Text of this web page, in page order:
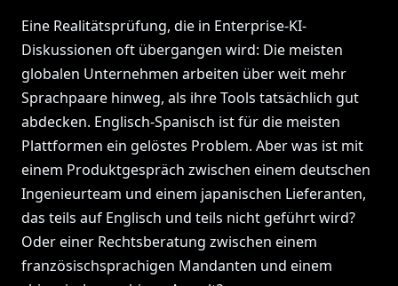
Eine Realitätsprüfung, die in Enterprise-KI-
Diskussionen oft übergangen wird: Die meisten
globalen Unternehmen arbeiten über weit mehr
Sprachpaare hinweg, als ihre Tools tatsächlich gut
abdecken. Englisch-Spanisch ist für die meisten
Plattformen ein gelöstes Problem. Aber was ist mit
einem Produktgespräch zwischen einem deutschen
Ingenieurteam und einem japanischen Lieferanten,
das teils auf Englisch und teils nicht geführt wird?
Oder einer Rechtsberatung zwischen einem
französischsprachigen Mandanten und einem